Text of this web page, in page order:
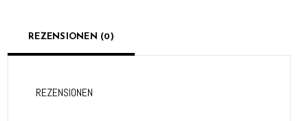
REZENSIONEN (0)
REZENSIONEN